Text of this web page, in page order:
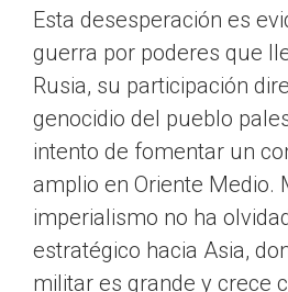
Esta desesperación es
guerra por poderes que
Rusia, su participación
genocidio del pueblo
intento de fomentar un
amplio en Oriente Medio.
imperialismo no ha
estratégico hacia Asia,
militar es grande y crece